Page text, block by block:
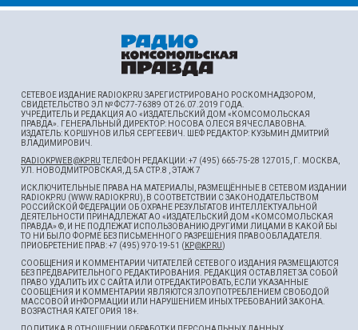
СЕТЕВОЕ ИЗДАНИЕ RADIOKP.RU ЗАРЕГИСТРИРОВАНО РОСКОМНАДЗОРОМ,
СВИДЕТЕЛЬСТВО ЭЛ № ФС77-76389 ОТ 26.07.2019 ГОДА.
УЧРЕДИТЕЛЬ И РЕДАКЦИЯ АО «ИЗДАТЕЛЬСКИЙ ДОМ «КОМСОМОЛЬСКАЯ
ПРАВДА». ГЕНЕРАЛЬНЫЙ ДИРЕКТОР: НОСОВА ОЛЕСЯ ВЯЧЕСЛАВОВНА.
ИЗДАТЕЛЬ: КОРШУНОВ ИЛЬЯ СЕРГЕЕВИЧ. ШEФ РЕДАКТОР: КУЗЬМИН ДМИТРИЙ
ВЛАДИМИРОВИЧ.
RADIOKPWEB@KP.RUТЕЛЕФОН РЕДАКЦИИ: +7 (495) 665-75-28 127015, Г. МОСКВА,
УЛ. НОВОДМИТРОВСКАЯ, Д.5А СТР.8 , ЭТАЖ 7
ИСКЛЮЧИТЕЛЬНЫЕ ПРАВА НА МАТЕРИАЛЫ, РАЗМЕЩЁННЫЕ В СЕТЕВОМ ИЗДАНИИ
RADIOKP.RU (WWW.RADIOKP.RU), В СООТВЕТСТВИИ С ЗАКОНОДАТЕЛЬСТВОМ
РОССИЙСКОЙ ФЕДЕРАЦИИ ОБ ОХРАНЕ РЕЗУЛЬТАТОВ ИНТЕЛЛЕКТУАЛЬНОЙ
ДЕЯТЕЛЬНОСТИ ПРИНАДЛЕЖАТ АО «ИЗДАТЕЛЬСКИЙ ДОМ «КОМСОМОЛЬСКАЯ
ПРАВДА» ©, И НЕ ПОДЛЕЖАТ ИСПОЛЬЗОВАНИЮ ДРУГИМИ ЛИЦАМИ В КАКОЙ БЫ
ТО НИ БЫЛО ФОРМЕ БЕЗ ПИСЬМЕННОГО РАЗРЕШЕНИЯ ПРАВООБЛАДАТЕЛЯ.
ПРИОБРЕТЕНИЕ ПРАВ: +7 (495) 970-19-51 ( KP@KP.RU)
СООБЩЕНИЯ И КОММЕНТАРИИ ЧИТАТЕЛЕЙ СЕТЕВОГО ИЗДАНИЯ РАЗМЕЩАЮТСЯ
БЕЗ ПРЕДВАРИТЕЛЬНОГО РЕДАКТИРОВАНИЯ. РЕДАКЦИЯ ОСТАВЛЯЕТ ЗА СОБОЙ
ПРАВО УДАЛИТЬ ИХ С САЙТА ИЛИ ОТРЕДАКТИРОВАТЬ, ЕСЛИ УКАЗАННЫЕ
СООБЩЕНИЯ И КОММЕНТАРИИ ЯВЛЯЮТСЯ ЗЛОУПОТРЕБЛЕНИЕМ СВОБОДОЙ
МАССОВОЙ ИНФОРМАЦИИ ИЛИ НАРУШЕНИЕМ ИНЫХ ТРЕБОВАНИЙ ЗАКОНА.
ВОЗРАСТНАЯ КАТЕГОРИЯ 18+.